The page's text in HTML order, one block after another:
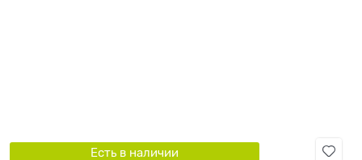
Есть в наличии